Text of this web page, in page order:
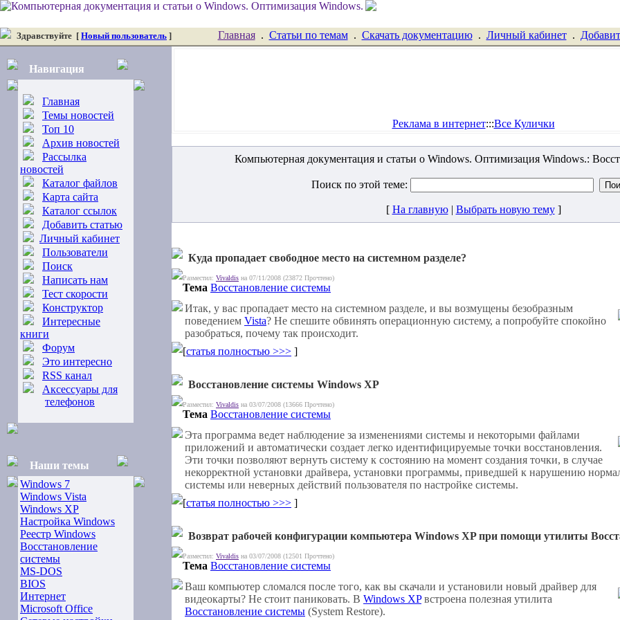
Здравствуйте [ Новый пользователь ] Главная. Статьи по темам. Скачать документацию. Личный кабинет.
Навигация
Главная
Темы новостей
Топ 10
Архив новостей
Рассылка
новостей
Каталог файлов
Карта сайта
Каталог ссылок
Добавить статью
Личный кабинет
Пользователи
Поиск
Написать нам
Тест скорости
Конструктор
Интересные
книги
Форум
Это интересно
RSS канал
Аксессуары для
телефонов
Наши темы
Windows 7
Windows Vista
Windows XP
Настройка Windows
Реестр Windows
Восстановление
системы
MS-DOS
BIOS
Интернет
Microsoft Office
Реклама в интернет:::Все Кулички
Компьютерная документация и статьи о Windows. Оптимизация Windows.:
Поиск по этой теме:
[ На главную| Выбрать новую тему]
Куда пропадает свободное место на системном разделе?
Разместил: Vivaldis на 07/11/2008 (23872 Прочтено)
Тема Восстановление системы
Итак, у вас пропадает место на системном разделе, и вы возмущены безобразным
поведением Vista? Не спешите обвинять операционную систему, а попробуйте спокойно
разобраться, почему так происходит.
[статья полностью >>> ]
Восстановление системы Windows XP
Разместил: Vivaldis на 03/07/2008 (13666 Прочтено)
Тема Восстановление системы
Эта программа ведет наблюдение за изменениями системы и некоторыми файлами
приложений и автоматически создает легко идентифицируемые точки восстановления.
Эти точки позволяют вернуть систему к состоянию на момент создания точки, в случае
некорректной установки драйвера, установки программы, приведшей к нарушению
системы или неверных действий пользователя по настройке системы.
[статья полностью >>> ]
Возврат рабочей конфигурации компьютера Windows XP при помощи утилиты
Разместил: Vivaldis на 03/07/2008 (12501 Прочтено)
Тема Восстановление системы
Ваш компьютер сломался после того, как вы скачали и установили новый драйвер для
видеокарты? Не стоит паниковать. В Windows XPвстроена полезная утилита
Восстановление системы (System Restore).